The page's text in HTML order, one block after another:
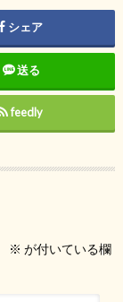
シェア
送る
feedly
※ が付いている欄